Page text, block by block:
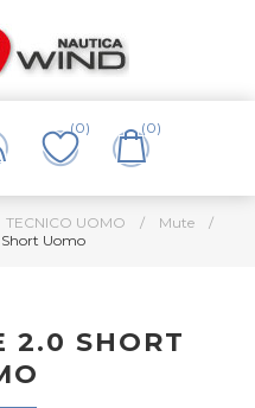
(0) (0)
TECNICO UOMO / Mute
/
Uomo
2.0 SHORT